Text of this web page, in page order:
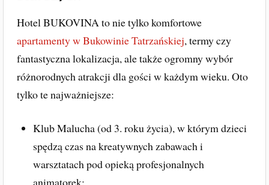
Hotel BUKOVINA to nie tylko komfortowe
apartamenty w Bukowinie Tatrzańskiej, termy czy
fantastyczna lokalizacja, ale także ogromny wybór
różnorodnych atrakcji dla gości w każdym wieku. Oto
tylko te najważniejsze:
Klub Malucha (od 3. roku życia), w którym dzieci
spędzą czas na kreatywnych zabawach i
warsztatach pod opieką profesjonalnych